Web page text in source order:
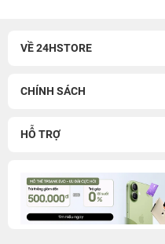
VỀ 24HSTORE
CHÍNH SÁCH
HỖ TRỢ